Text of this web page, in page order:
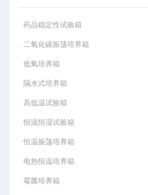
药品稳定性试验箱
二氧化碳振荡培养箱
低氧培养箱
隔水式培养箱
高低温试验箱
恒温恒湿试验箱
恒温振荡培养箱
电热恒温培养箱
霉菌培养箱